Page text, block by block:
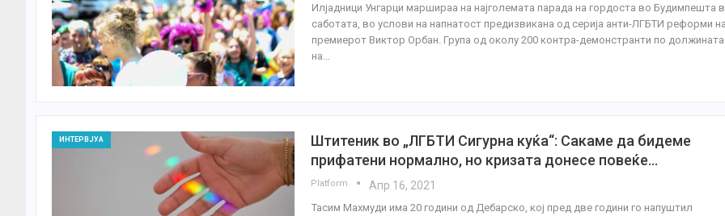
Илјадници Унгарци маршираа на најголемата парада на гордоста во Будимпешта
саботата, во услови на напнатост предизвикана од серија анти-ЛГБТИ реформи
премиерот Виктор Орбан. Група од околу 200 контра-демонстранти по должината
на…
ИНТЕРВЈУА
Штитеник во „ЛГБТИ Сигурна куќа“: Сакаме да бидеме
прифатени нормално, но кризата донесе повеќе…
Platform Апр 16, 2021
Тасим Махмуди има 20 години од Дебарско, кој пред две години го напуштил